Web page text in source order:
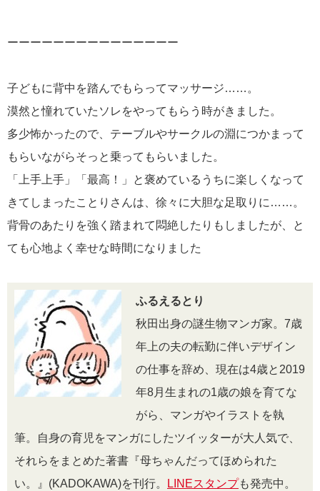
ーーーーーーーーーーーーーーー
子どもに背中を踏んでもらってマッサージ……。
漠然と憧れていたソレをやってもらう時がきました。
多少怖かったので、テーブルやサークルの淵につかまって
もらいながらそっと乗ってもらいました。
「上手上手」「最高！」と褒めているうちに楽しくなって
きてしまったことりさんは、徐々に大胆な足取りに……。
背骨のあたりを強く踏まれて悶絶したりもしましたが、と
ても心地よく幸せな時間になりました
ふるえるとり
秋田出身の謎生物マンガ家。7歳
年上の夫の転勤に伴いデザイン
の仕事を辞め、現在は4歳と2019
年8月生まれの1歳の娘を育てな
がら、マンガやイラストを執
筆。自身の育児をマンガにしたツイッターが大人気で、
それらをまとめた著書『母ちゃんだってほめられた
い。』(KADOKAWA)を刊行。
LINEスタンプも発売中。